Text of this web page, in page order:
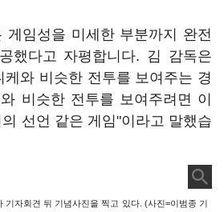
게임성을 미세한 부분까지 완전
했다고 자평합니다. 김 감독은
와 비슷한 전투를 보여주는 경
비슷한 전투를 보여주려면 이
선언 같은 게임"이라고 말했습
기자회견 뒤 기념사진을 찍고 있다. (사진=이범종 기